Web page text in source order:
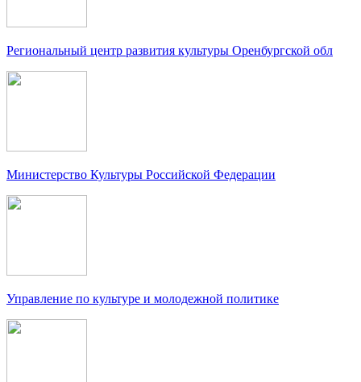
Региональный центр развития культуры Оренбургской обл
Министерство Культуры Российской Федерации
Управление по культуре и молодежной политике